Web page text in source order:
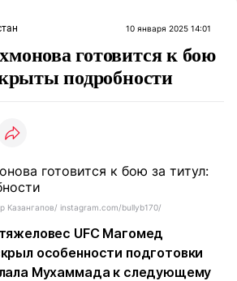
10 января 2025 14:01
готовится к бою
подробности
Казангапов/ instagram.com/bullyb170/
UFC Магомед
особенности подготовки
Мухаммада к следующему